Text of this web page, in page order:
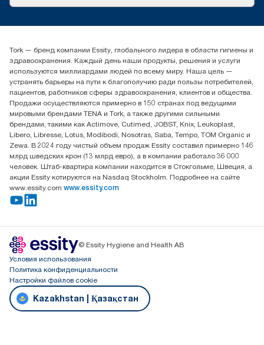
(+7) 777 779 0095
Контакты на рынках СНГ
ООО «Эссити», Представительство в Казахстане Пр.
Достык, 210, 2 блок, 3 этаж,
офис №32 050051, г.
Алматы, Казахстан
Tork — бренд компании Essity, глобального лидера в области гигиены и
здравоохранения. Каждый день наши продукты, решения и услуги
используются миллиардами людей по всему миру. Наша цель —
устранять барьеры на пути к благополучию ради пользы потребителей,
пациентов, работников сферы здравоохранения, клиентов и общества.
Продажи осуществляются примерно в 150 странах под ведущими
мировыми брендами TENA и Tork, а также другими сильными
брендами, такими как Actimove, Cutimed, JOBST, Knix, Leukoplast,
Libero, Libresse, Lotus, Modibodi, Nosotras, Saba, Tempo, TOM Organic и
Zewa. В 2024 году чистый объем продаж Essity составил примерно 146
млрд шведских крон (13 млрд евро), а в компании работало 36 000
человек. Штаб-квартира компании находится в Стокгольме, Швеция, а
акции Essity котируются на Nasdaq Stockholm. Подробнее на сайте
www.essity.com www.essity.com
© Essity Hygiene and Health AB
Условия использования
Политика конфиденциальности
Настройки файлов cookie
Kazakhstan | Қазақстан